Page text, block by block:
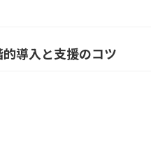
導入と支援のコツ